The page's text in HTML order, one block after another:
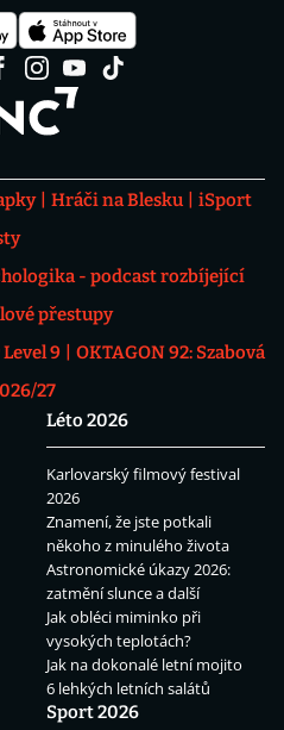
Hráči na Blesku
iSport
- podcast rozbíjející
přestupy
9
OKTAGON 92: Szabová
27
Léto 2026
Karlovarský filmový festival
2026
Znamení, že jste potkali
někoho z minulého života
Astronomické úkazy 2026:
zatmění slunce a další
Jak obléci miminko při
vysokých teplotách?
Jak na dokonalé letní mojito
6 lehkých letních salátů
Sport 2026